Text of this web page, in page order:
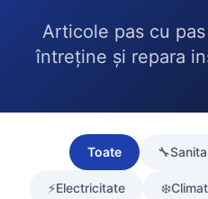
Articole pas cu
întreține și repara
Toate 🔧
⚡Electricitate ❄️